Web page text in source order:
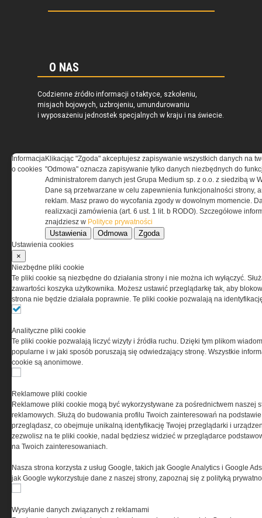
O NAS
Codzienne źródło informacji o taktyce, szkoleniu,
misjach bojowych, uzbrojeniu, umundurowaniu
i wyposażeniu jednostek specjalnych w kraju i na świecie.
REGULAMIN
Regulamin określa zasady korzystania z portalu
www.special-ops.pl
Korzystanie z portalu jest równoznaczne
odpowiedzialnością Spółka komandytowa, nr KRS:
0000537655, NIP 1132860378, REGON 146393437
(zwana dalej Grupa MEDIUM) w postaci Regulaminu.
Ta witryna wykorzystuje pliki cookies do przechowywania
informacji na Twoim komputerze. Pliki cookies stosujemy
w celu świadczenia usług na najwyższym poziomie,
w tym w sposób dostosowany do indywidualnych potrzeb.
urządzeniu końcowym. W każdym momencie możesz
dokonać zmiany ustawień przeglądarki dotyczących
prywatności
oraz informacją o cookies
Informacja
o cookies
Klikacjąc "Zgoda" akceptujesz zapisywanie wszystkich danych na
"Odmowa" oznacza zapisywanie tylko danych niezbędnych do
Administratorem danych jest Grupa Medium sp. z o.o. z siedzibą w
Dane są przetwarzane w celu zapewnienia funkcjonalności strony,
reklam. Masz prawo do wycofania zgody w dowolnym momencie.
realizxacji zamówienia (art. 6 ust. 1 lit. b RODO). Szczegółowe
znajdziesz w Polityce prywatności
Ustawienia Odmowa Zgoda
Ustawienia cookies
×
Niezbędne pliki cookie
Te pliki cookie są niezbędne do działania strony i nie można ich wyłączyć.
zawartości koszyka użytkownika. Możesz ustawić przeglądarkę tak, aby
strona nie będzie działała poprawnie. Te pliki cookie pozwalają na
Analityczne pliki cookie
Te pliki cookie pozwalają liczyć wizyty i źródła ruchu. Dzięki tym plikom
popularne i w jaki sposób poruszają się odwiedzający stronę. Wszystkie
cookie są anonimowe.
Reklamowe pliki cookie
Reklamowe pliki cookie mogą być wykorzystywane za pośrednictwem naszej
reklamowych. Służą do budowania profilu Twoich zainteresowań na
przeglądasz, co obejmuje unikalną identyfikację Twojej przeglądarki i
zezwolisz na te pliki cookie, nadal będziesz widzieć w przeglądarce
na Twoich zainteresowaniach.
Nasza strona korzysta z usług Google, takich jak Google Analytics i Google
jak Google wykorzystuje dane z naszej strony, zapoznaj się z polityką
Wysyłanie danych związanych z reklamami